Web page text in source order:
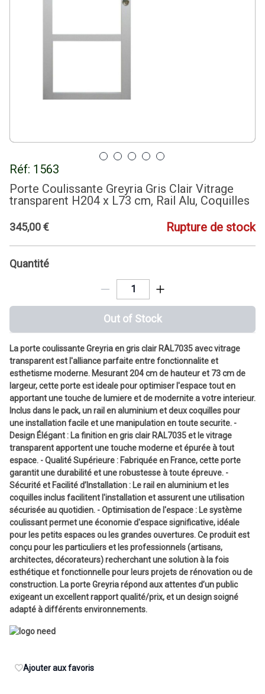
Réf: 1563
Porte Coulissante Greyria Gris Clair Vitrage
transparent H204 x L73 cm, Rail Alu, Coquilles
345,00€ Rupture de stock
Quantité
Out of Stock
La porte coulissante Greyria en gris clair RAL7035 avec vitrage
transparent est l'alliance parfaite entre fonctionnalite et
esthetisme moderne. Mesurant 204 cm de hauteur et 73 cm de
largeur, cette porte est ideale pour optimiser l'espace tout en
apportant une touche de lumiere et de modernite a votre interieur.
Inclus dans le pack, un rail en aluminium et deux coquilles pour
une installation facile et une manipulation en toute securite. -
Design Élégant : La finition en gris clair RAL7035 et le vitrage
transparent apportent une touche moderne et épurée à tout
espace. - Qualité Supérieure : Fabriquée en France, cette porte
garantit une durabilité et une robustesse à toute épreuve. -
Sécurité et Facilité d’Installation : Le rail en aluminium et les
coquilles inclus facilitent l'installation et assurent une utilisation
sécurisée au quotidien. - Optimisation de l'espace : Le système
coulissant permet une économie d'espace significative, idéale
pour les petits espaces ou les grandes ouvertures. Ce produit est
conçu pour les particuliers et les professionnels (artisans,
architectes, décorateurs) recherchant une solution à la fois
esthétique et fonctionnelle pour leurs projets de rénovation ou de
construction. La porte Greyria répond aux attentes d’un public
exigeant un excellent rapport qualité/prix, et un design soigné
adapté à différents environnements.
Ajouter aux favoris